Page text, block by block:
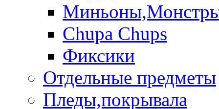
Chupa Chups
Фиксики
Отдельные предметы
Пледы,покрывала